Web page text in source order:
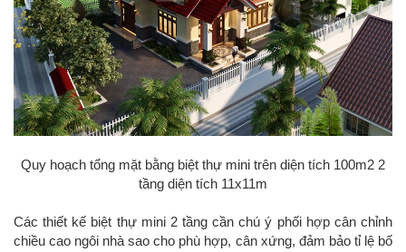
Quy hoạch tổng mặt bằng biệt thự mini trên diện tích 100m2 2
tầng diện tích 11x11m
Các thiết kế biệt thự mini 2 tầng cần chú ý phối hợp cân chỉnh
chiều cao ngôi nhà sao cho phù hợp, cân xứng, đảm bảo tỉ lệ bố